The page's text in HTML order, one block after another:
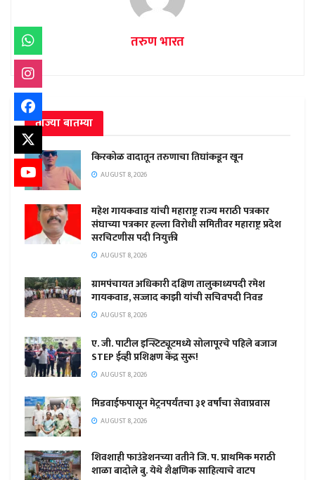
तरुण भारत
ताज्या बातम्या
किरकोळ वादातून तरुणाचा तिघांकडून खून
AUGUST 8, 2026
महेश गायकवाड यांची महाराष्ट्र राज्य मराठी पत्रकार
संघाच्या पत्रकार हल्ला विरोधी समितीवर महाराष्ट्र प्रदेश
सरचिटणीस पदी नियुक्ती
AUGUST 8, 2026
ग्रामपंचायत अधिकारी दक्षिण तालुकाध्यपदी रमेश
गायकवाड, सज्जाद काझी यांची सचिवपदी निवड
AUGUST 8, 2026
ए. जी. पाटील इन्स्टिट्यूटमध्ये सोलापूरचे पहिले बजाज
STEP ईव्ही प्रशिक्षण केंद्र सुरू!
AUGUST 8, 2026
मिडवाईफपासून मेट्रनपर्यंतचा ३१ वर्षांचा सेवाप्रवास
AUGUST 8, 2026
शिवशाही फाउंडेशनच्या वतीने जि. प. प्राथमिक मराठी
शाळा बादोले बु. येथे शैक्षणिक साहित्याचे वाटप